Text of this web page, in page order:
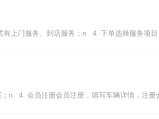
上门服务、到店服务；n 4. 下单选择服务项
4. 会员注册会员注册，填写车辆详情，注册